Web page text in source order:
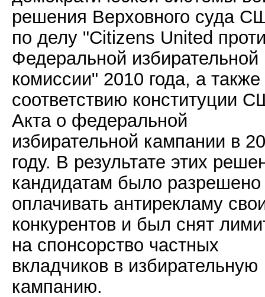
решения Верховного суда
по делу "Citizens United
Федеральной избирательной
комиссии" 2010 года, а
соответствию конституции
Акта о федеральной
избирательной кампании в
году. В результате этих
кандидатам было разрешено
оплачивать антирекламу
конкурентов и был снят
на спонсорство частных
вкладчиков в избирательную
кампанию.